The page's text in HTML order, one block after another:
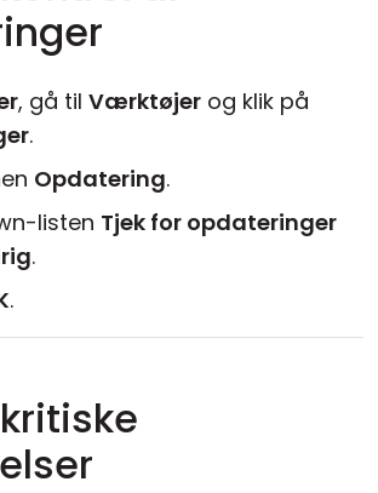
, gå til Værktøjer og klik på
.
Opdatering.
listen Tjek for opdateringer
.
.